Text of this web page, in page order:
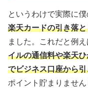
というわけで実際に
楽天カードの引き落
ました。これだと例
イルの通信料や楽天
でビジネス口座から
ポイント貯まりませ